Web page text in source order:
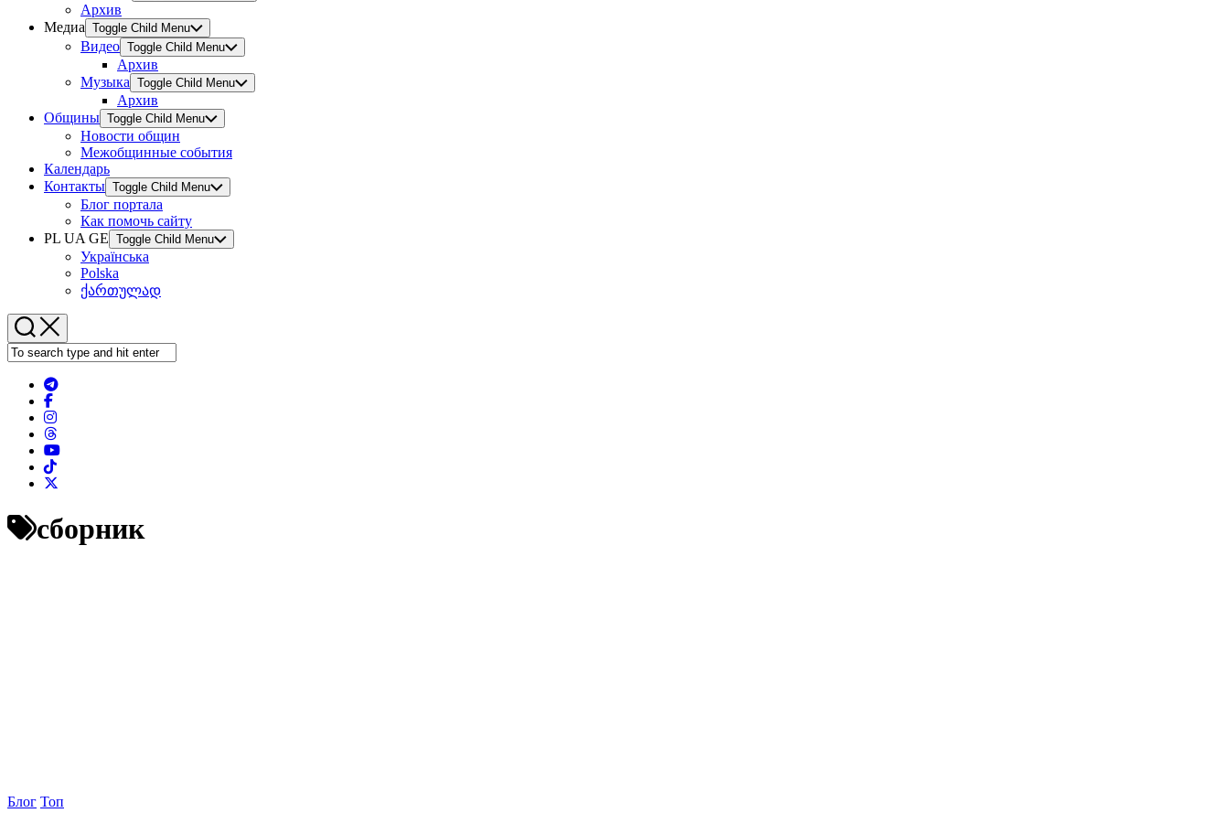
Архив
Медиа Toggle Child Menu
Видео Toggle Child Menu
Архив
Музыка Toggle Child Menu
Архив
Общины Toggle Child Menu
Новости общин
Межобщинные события
Календарь
Контакты Toggle Child Menu
Блог портала
Как помочь сайту
PL UA GE Toggle Child Menu
Українська
Polska
ქართულად
сборник
Блог Топ